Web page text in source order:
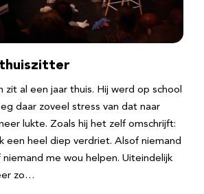
thuiszitter
zit al een jaar thuis. Hij werd op school
daar zoveel stress van dat naar
lukte. Zoals hij het zelf omschrijft:
een heel diep verdriet. Alsof niemand
me wou helpen. Uiteindelijk
zo…